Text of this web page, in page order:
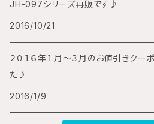
JH-097シリーズ再販です♪
2016/10/21
２０１６年１月～３月のお値引きクー
た♪
2016/1/9